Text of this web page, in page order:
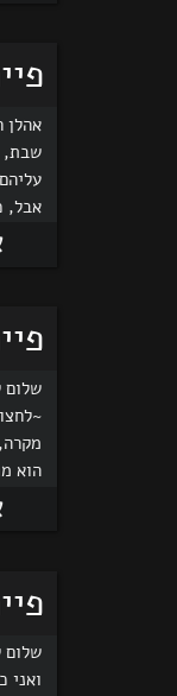
פיירי
אהלן
שבת,
אבל,
פיירי
שלום
הוא
פיירי
שלום